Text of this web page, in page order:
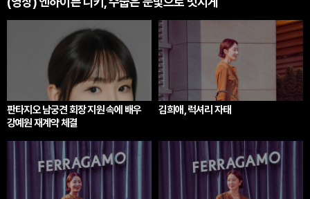
판타지오 남궁견 회장 지원 속에 배우
강예원 재계약 체결
김희애, 럭셔리 자태